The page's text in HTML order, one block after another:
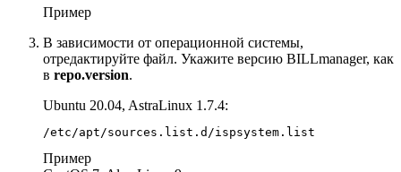
Пример
В зависимости от операционной системы,
отредактируйте файл. Укажите версию BILLmanager, как
в repo.version.
Ubuntu 20.04, AstraLinux 1.7.4:
/etc/apt/sources.list.d/ispsystem.list
Пример